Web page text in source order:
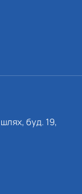
буд. 19,